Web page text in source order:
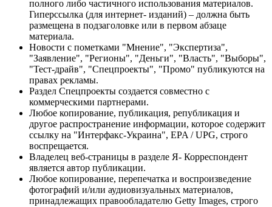
полного либо частичного использования материалов.
Гиперссылка (для интернет- изданий) – должна быть
размещена в подзаголовке или в первом абзаце
материала.
Новости с пометками "Мнение", "Экспертиза",
"Заявление", "Регионы", "Деньги", "Власть", "Выборы",
"Тест-драйв", "Спецпроекты", "Промо" публикуются на
правах рекламы.
Раздел Спецпроекты создается совместно с
коммерческими партнерами.
Любое копирование, публикация, републикация и
другое распространение информации, которое содержит
ссылку на "Интерфакс-Украина", EPA / UPG, строго
воспрещается.
Владелец веб-страницы в разделе Я- Корреспондент
является автор публикации.
Любое копирование, перепечатка и воспроизведение
фотографий и/или аудиовизуальных материалов,
принадлежащих правообладателю Getty Images, строго